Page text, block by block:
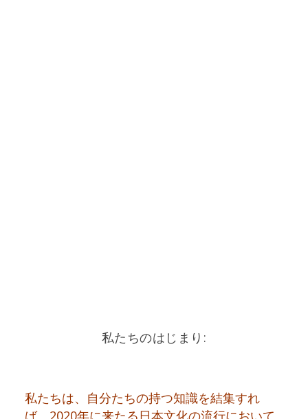
私たちのはじまり:
私たちは、自分たちの持つ知識を結集すれ
ば、2020年に来たる日本文化の流行において